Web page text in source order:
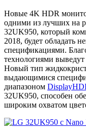
Новые 4K HDR
одними из лучших на
32UK950, который
2018, будет обладать
спецификациями.
технологиями
Новый тип
выдающимися
диапазоном
32UK950, способен
широким охватом